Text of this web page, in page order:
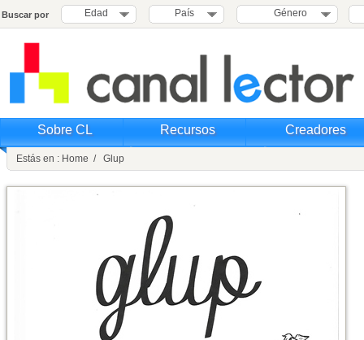
Buscar por Edad País Género
Sobre CL Recursos Creadores
Estás en : Home / Glup